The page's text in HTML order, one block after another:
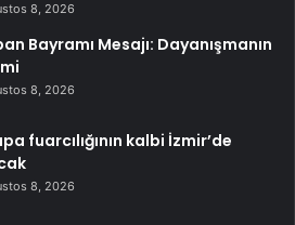
8, 2026
Bayramı Mesajı: Dayanışmanın
8, 2026
fuarcılığının kalbi İzmir’de
8, 2026